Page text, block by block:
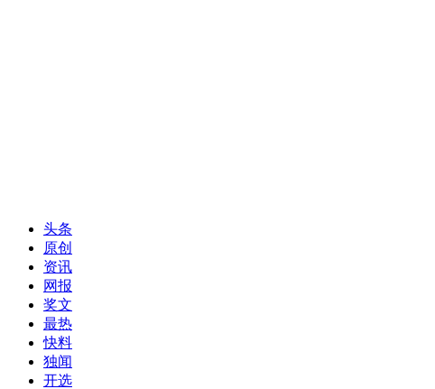
头条
原创
资讯
网报
奖文
最热
快料
独闻
开选